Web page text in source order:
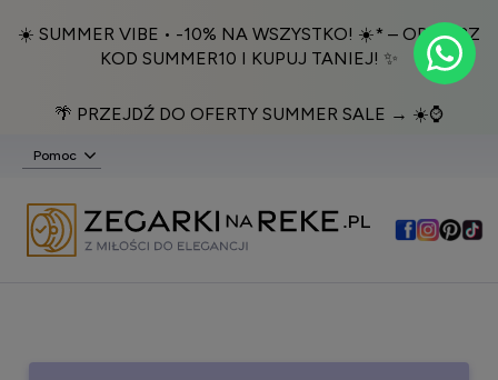
☀️ SUMMER VIBE • -10% NA WSZYSTKO! ☀️* – ODBIERZ
KOD SUMMER10 I KUPUJ TANIEJ! ✨
🌴 PRZEJDŹ DO OFERTY SUMMER SALE → ☀️⌚️
Pomoc